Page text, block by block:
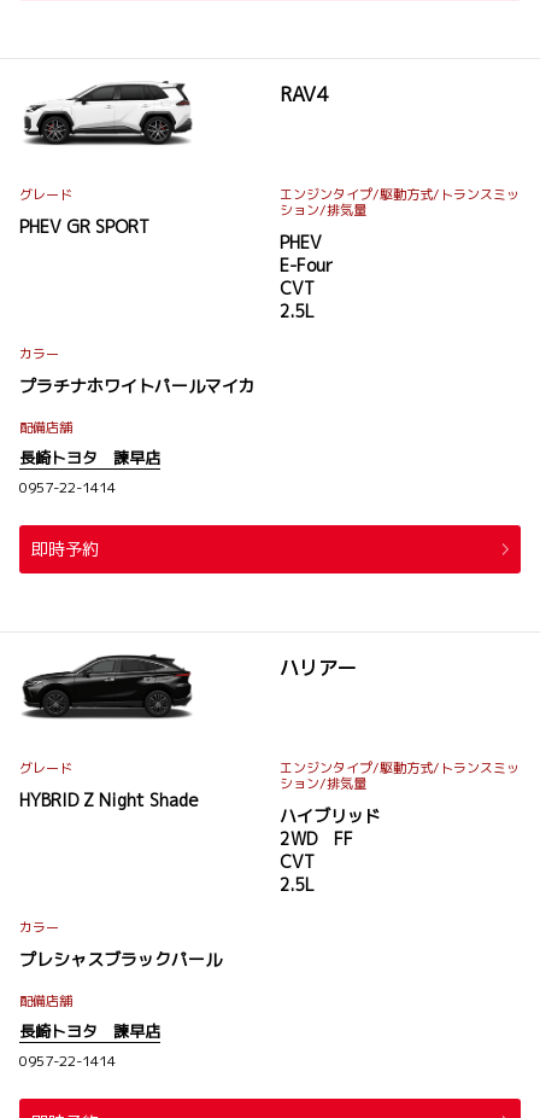
RAV4
グレード
PHEV GR SPORT
エンジンタイプ/駆動方式/ トランスミッ
ション/排気量
PHEV
E-Four
CVT
2.5L
カラー
プラチナホワイトパールマイカ
配備店舗
長崎トヨタ 諫早店
0957-22-1414
即時予約
ハリアー
グレード
HYBRID Z Night Shade
エンジンタイプ/駆動方式/ トランスミッ
ション/排気量
ハイブリッド
2WD FF
CVT
2.5L
カラー
プレシャスブラックパール
配備店舗
長崎トヨタ 諫早店
0957-22-1414